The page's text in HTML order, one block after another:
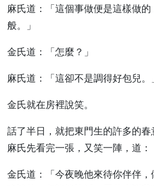
麻氏道：「這個事做便是這樣做
般。」
金氏道：「怎麼？」
麻氏道：「這卻不是調得好包兒。
金氏就在房裡說笑。
話了半日，就把東門生的許多的春
麻氏先看完一張，又笑一陣，道：
金氏道：「今夜晚他來待你伴伴